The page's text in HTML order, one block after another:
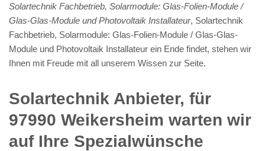
Solartechnik Fachbetrieb, Solarmodule: Glas-Folien-Module /
Glas-Glas-Module und Photovoltaik Installateur, Solartechnik
Fachbetrieb, Solarmodule: Glas-Folien-Module / Glas-Glas-
Module und Photovoltaik Installateur ein Ende findet, stehen wir
Ihnen mit Freude mit all unserem Wissen zur Seite.
Solartechnik Anbieter, für
97990 Weikersheim warten wir
auf Ihre Spezialwünsche